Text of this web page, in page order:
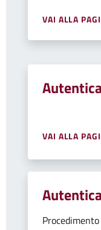
VAI ALLA
VAI ALLA